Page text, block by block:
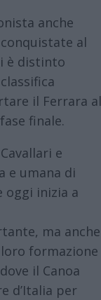
anche
al
è distinto
il Ferrara al
finale.
e
e umana di
oggi inizia a
ma anche
formazione
il Canoa
d’Italia per